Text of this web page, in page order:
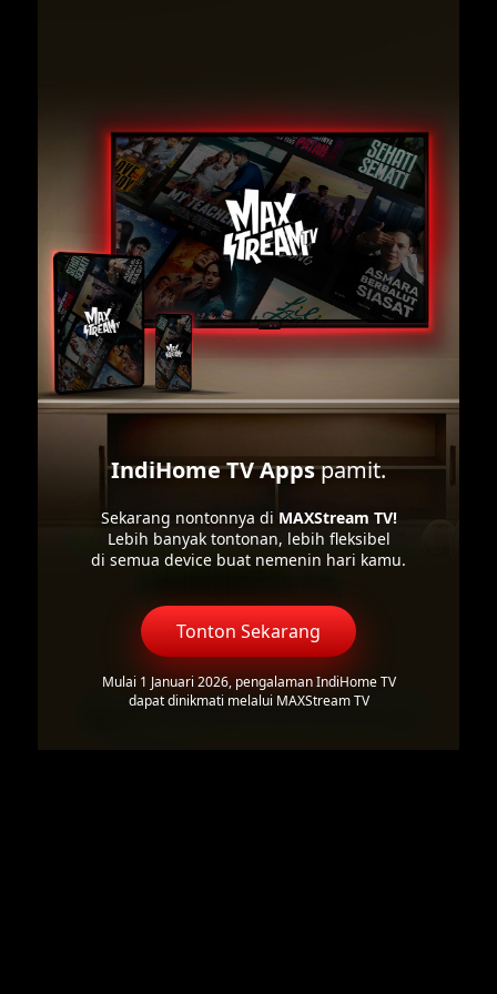
IndiHome TV Appspamit.
Sekarang nontonnya di MAXStream TV!
Lebih banyak tontonan, lebih fleksibel
di semua device buat nemenin hari kamu.
Tonton Sekarang
Mulai 1 Januari 2026, pengalaman IndiHome TV
dapat dinikmati melalui MAXStream TV